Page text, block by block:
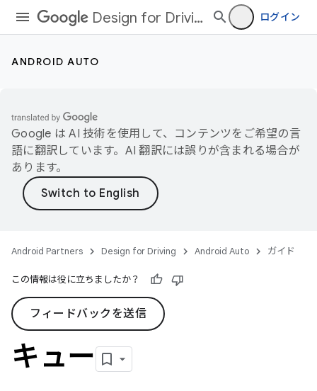
Design for Driving ログイン
ANDROID AUTO
Google は AI 技術を使用して、コンテンツをご希望の言
語に翻訳しています。AI 翻訳には誤りが含まれる場合が
あります。
Android Partners Design for Driving Android Auto ガイド
この情報は役に立ちましたか？
フィードバックを送信
キュー